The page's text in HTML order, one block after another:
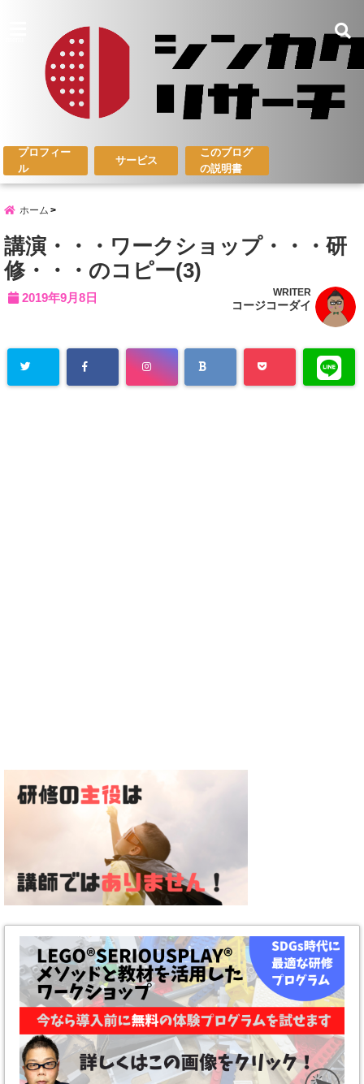
プロフィー
ル
サービス
このブログ
の説明書
ホーム
講演・・・ワークショップ・・・研
修・・・のコピー(3)
2019年9月8日 WRITER
コージコーダイ